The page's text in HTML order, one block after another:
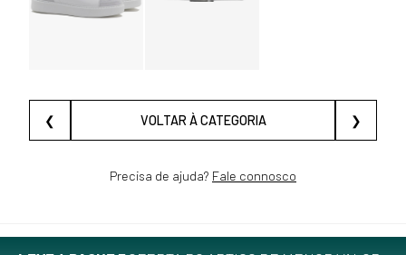
❮ VOLTAR À CATEGORIA ❯
Precisa de ajuda? Fale connosco